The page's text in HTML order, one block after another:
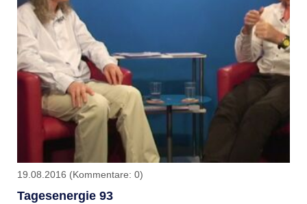
19.08.2016 (Kommentare: 0)
Tagesenergie 93